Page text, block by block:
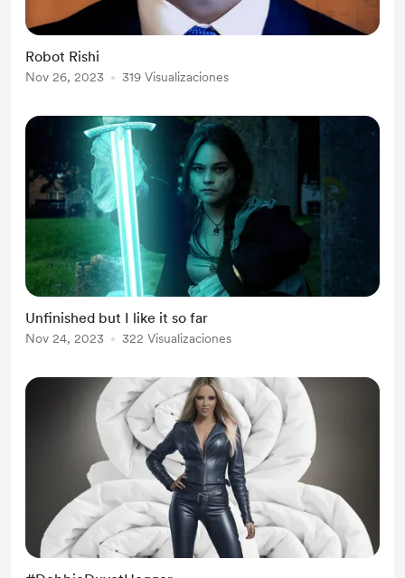
Robot Rishi
Nov 26, 2023 319 Visualizaciones
Unfinished but I like it so far
Nov 24, 2023 322 Visualizaciones